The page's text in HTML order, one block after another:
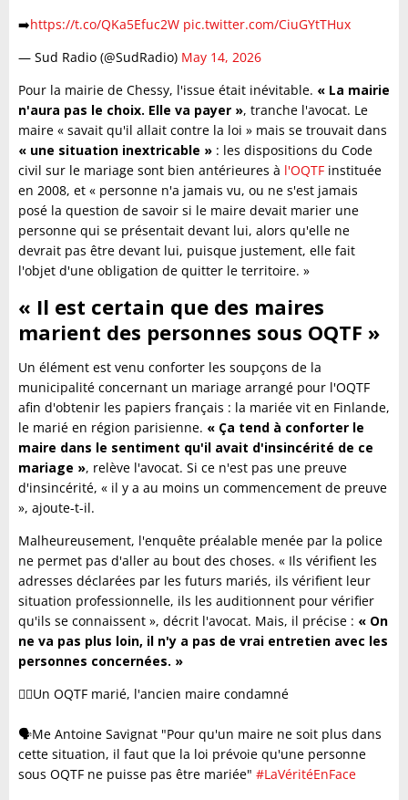
➡️https://t.co/QKa5Efuc2W pic.twitter.com/CiuGYtTHux
— Sud Radio (@SudRadio) May 14, 2026
Pour la mairie de Chessy, l'issue était inévitable. « La mairie
n'aura pas le choix. Elle va payer », tranche l'avocat. Le
maire « savait qu'il allait contre la loi » mais se trouvait dans
« une situation inextricable » : les dispositions du Code
civil sur le mariage sont bien antérieures à l'OQTF instituée
en 2008, et « personne n'a jamais vu, ou ne s'est jamais
posé la question de savoir si le maire devait marier une
personne qui se présentait devant lui, alors qu'elle ne
devrait pas être devant lui, puisque justement, elle fait
l'objet d'une obligation de quitter le territoire. »
« Il est certain que des maires
marient des personnes sous OQTF »
Un élément est venu conforter les soupçons de la
municipalité concernant un mariage arrangé pour l'OQTF
afin d'obtenir les papiers français : la mariée vit en Finlande,
le marié en région parisienne. « Ça tend à conforter le
maire dans le sentiment qu'il avait d'insincérité de ce
mariage », relève l'avocat. Si ce n'est pas une preuve
d'insincérité, « il y a au moins un commencement de preuve
», ajoute-t-il.
Malheureusement, l'enquête préalable menée par la police
ne permet pas d'aller au bout des choses. « Ils vérifient les
adresses déclarées par les futurs mariés, ils vérifient leur
situation professionnelle, ils les auditionnent pour vérifier
qu'ils se connaissent », décrit l'avocat. Mais, il précise : « On
ne va pas plus loin, il n'y a pas de vrai entretien avec les
personnes concernées. »
🤵‍♂️Un OQTF marié, l'ancien maire condamné
🗣️Me Antoine Savignat "Pour qu'un maire ne soit plus dans
cette situation, il faut que la loi prévoie qu'une personne
sous OQTF ne puisse pas être mariée" #LaVéritéEnFace